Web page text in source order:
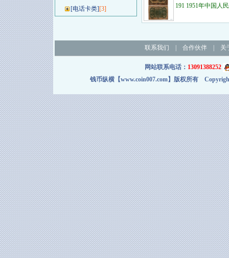
[电话卡类][3] 191 1951年中国人
联系我们 合作伙伴| 关
网站联系电话： 13091388252
钱币纵横【www.coin007.com】版权所有